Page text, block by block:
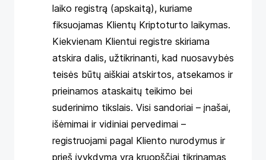
laiko registrą (apskaitą), kuriame
fiksuojamas Klientų Kriptoturto laikymas.
Kiekvienam Klientui registre skiriama
atskira dalis, užtikrinanti, kad nuosavybės
teisės būtų aiškiai atskirtos, atsekamos ir
prieinamos ataskaitų teikimo bei
suderinimo tikslais. Visi sandoriai – įnašai,
išėmimai ir vidiniai pervedimai –
registruojami pagal Kliento nurodymus ir
prieš įvykdymą yra kruopščiai tikrinamas